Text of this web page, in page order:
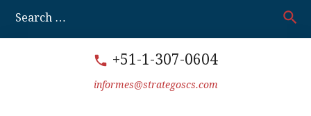
content
search
call +51-1-307-0604
informes@strategoscs.com